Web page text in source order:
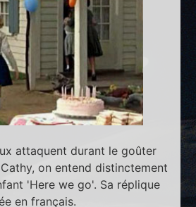
attaquent durant le goûter
on entend distinctement
'Here we go'. Sa réplique
en français.